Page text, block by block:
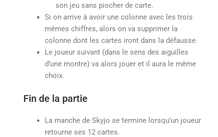
son jeu sans piocher de carte.
Si on arrive à avoir une colonne avec les trois
mêmes chiffres, alors on va supprimer la
colonne dont les cartes iront dans la défausse.
Le joueur suivant (dans le sens des aiguilles
d’une montre) va alors jouer et il aura le même
choix.
Fin de la partie
La manche de Skyjo se termine lorsqu’un joueur
retourne ses 12 cartes.